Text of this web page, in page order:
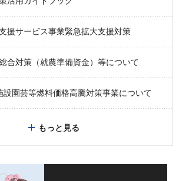
援サービス事業緊急拡大支援対策
合対策（就農準備資金）等について
設園芸等燃料価格高騰対策事業について
もっと見る